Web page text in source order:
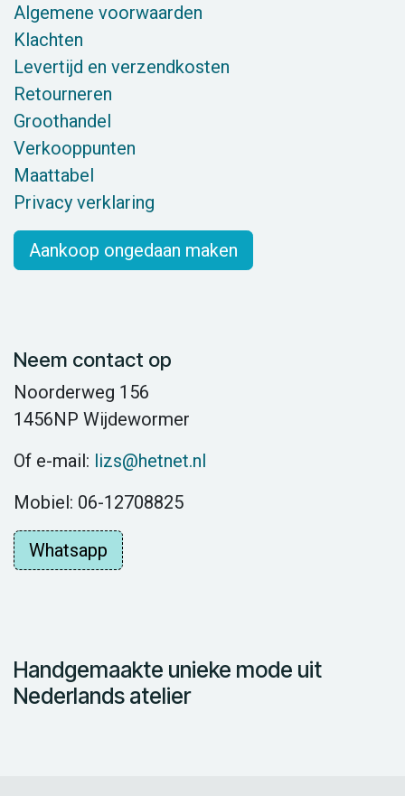
Algemene voorwaarden
Klachten
Levertijd en verzendkosten
Retourneren
Groothandel
Verkooppunten
Maattabel
Privacy verklaring
Aankoop ongedaan maken
Neem contact op
Noorderweg 156
1456NP Wijdewormer
Of e-mail: lizs@hetnet.nl
Mobiel: 06-12708825
Whatsapp
Handgemaakte unieke mode uit
Nederlands atelier